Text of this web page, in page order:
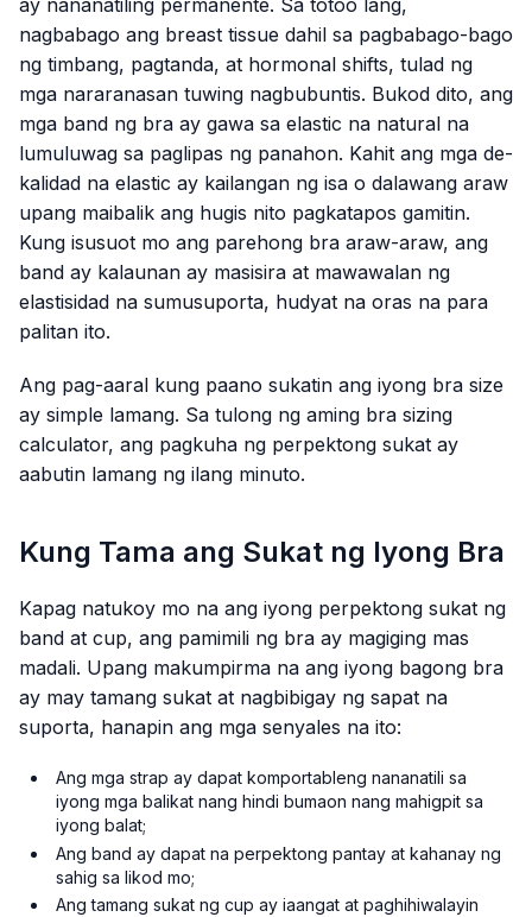
nagbabago ang breast tissue dahil sa pagbabago-bago
ng timbang, pagtanda, at hormonal shifts, tulad ng
mga nararanasan tuwing nagbubuntis. Bukod dito, ang
mga band ng bra ay gawa sa elastic na natural na
lumuluwag sa paglipas ng panahon. Kahit ang mga de-
kalidad na elastic ay kailangan ng isa o dalawang araw
upang maibalik ang hugis nito pagkatapos gamitin.
Kung isusuot mo ang parehong bra araw-araw, ang
band ay kalaunan ay masisira at mawawalan ng
elastisidad na sumusuporta, hudyat na oras na para
palitan ito.
Ang pag-aaral kung paano sukatin ang iyong bra size
ay simple lamang. Sa tulong ng aming bra sizing
calculator, ang pagkuha ng perpektong sukat ay
aabutin lamang ng ilang minuto.
Kung Tama ang Sukat ng Iyong Bra
Kapag natukoy mo na ang iyong perpektong sukat ng
band at cup, ang pamimili ng bra ay magiging mas
madali. Upang makumpirma na ang iyong bagong bra
ay may tamang sukat at nagbibigay ng sapat na
suporta, hanapin ang mga senyales na ito:
Ang mga strap ay dapat komportableng nananatili sa
iyong mga balikat nang hindi bumaon nang mahigpit sa
iyong balat;
Ang band ay dapat na perpektong pantay at kahanay ng
sahig sa likod mo;
Ang tamang sukat ng cup ay iaangat at paghihiwalayin